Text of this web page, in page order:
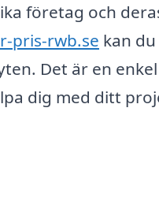
företag och
pris-rwb.se kan du
Det är en
dig med ditt